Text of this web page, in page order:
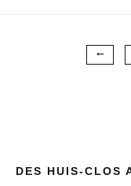
DES HUIS-CLOS